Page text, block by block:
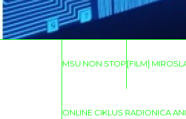
MSU NON STOP[FILM]
ONLINE CIKLUS RADIONICA